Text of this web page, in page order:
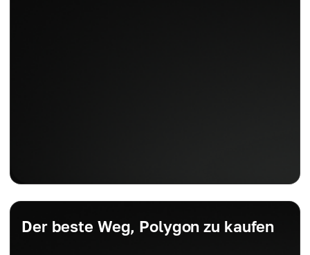
Der beste Weg, Polygon zu kaufen